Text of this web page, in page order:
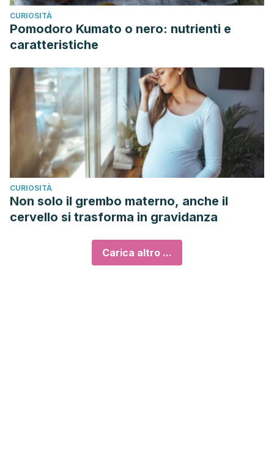
CURIOSITÀ
Pomodoro Kumato o nero: nutrienti e
caratteristiche
CURIOSITÀ
Non solo il grembo materno, anche il
cervello si trasforma in gravidanza
Carica altro ...